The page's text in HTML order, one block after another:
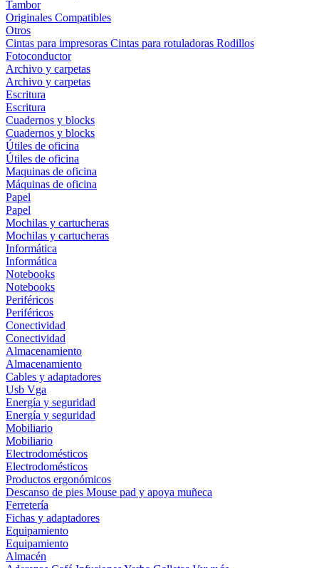
Tambor
Originales Compatibles
Otros
Cintas para impresoras Cintas para rotuladoras Rodillos
Fotoconductor
Archivo y carpetas
Archivo y carpetas
Escritura
Escritura
Cuadernos y blocks
Cuadernos y blocks
Útiles de oficina
Útiles de oficina
Maquinas de oficina
Máquinas de oficina
Papel
Papel
Mochilas y cartucheras
Mochilas y cartucheras
Informática
Informática
Notebooks
Notebooks
Periféricos
Periféricos
Conectividad
Conectividad
Almacenamiento
Almacenamiento
Cables y adaptadores
Usb Vga
Energía y seguridad
Energía y seguridad
Mobiliario
Mobiliario
Electrodomésticos
Electrodomésticos
Productos ergonómicos
Descanso de pies Mouse pad y apoya muñeca
Ferretería
Fichas y adaptadores
Equipamiento
Equipamiento
Almacén